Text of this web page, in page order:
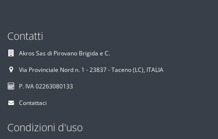
Contatti
Akros Sas di Pirovano Brigida e C.
Via Provinciale Nord n. 1 - 23837 - Taceno (LC), ITALIA
P. IVA 02263080133
Contattaci
Condizioni d'uso